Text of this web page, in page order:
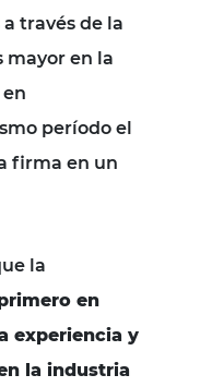
través de la
mayor en la
período el
firma en un
la
en
experiencia y
la industria